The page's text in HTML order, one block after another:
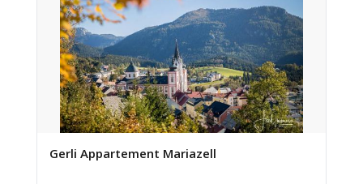
Gerli Appartement Mariazell